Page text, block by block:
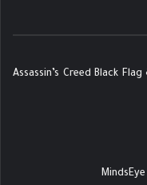
مراجعة وتقييم لعبة Assassin’s Creed Black Flag